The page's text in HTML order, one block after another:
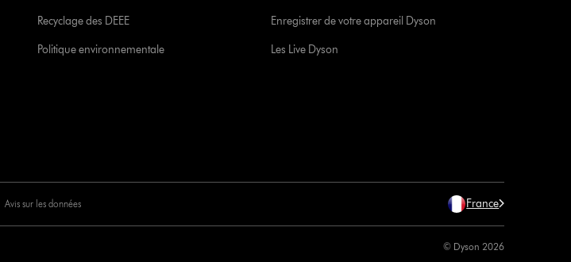
Recyclage des DEEE
Politique environnementale
Enregistrer de votre appareil Dyson
Les Live Dyson
Avis sur les données France
© Dyson 2026